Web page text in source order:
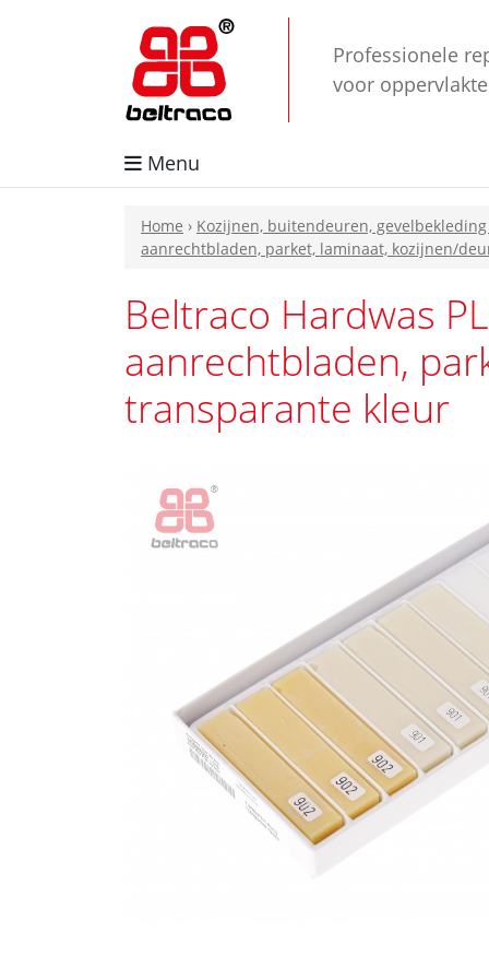
Professionele
voor
Menu
Home › Kozijnen, buitendeuren,
aanrechtbladen, parket, laminaat, kozijnen/
Beltraco Hardwas
aanrechtbladen,
transparante kleur